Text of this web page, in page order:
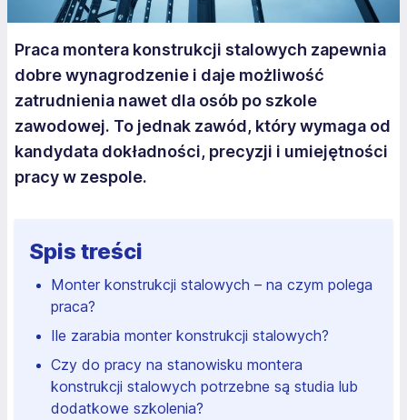
Praca montera konstrukcji stalowych zapewnia
dobre wynagrodzenie i daje możliwość
zatrudnienia nawet dla osób po szkole
zawodowej. To jednak zawód, który wymaga od
kandydata dokładności, precyzji i umiejętności
pracy w zespole.
Spis treści
Monter konstrukcji stalowych – na czym polega
praca?
Ile zarabia monter konstrukcji stalowych?
Czy do pracy na stanowisku montera
konstrukcji stalowych potrzebne są studia lub
dodatkowe szkolenia?